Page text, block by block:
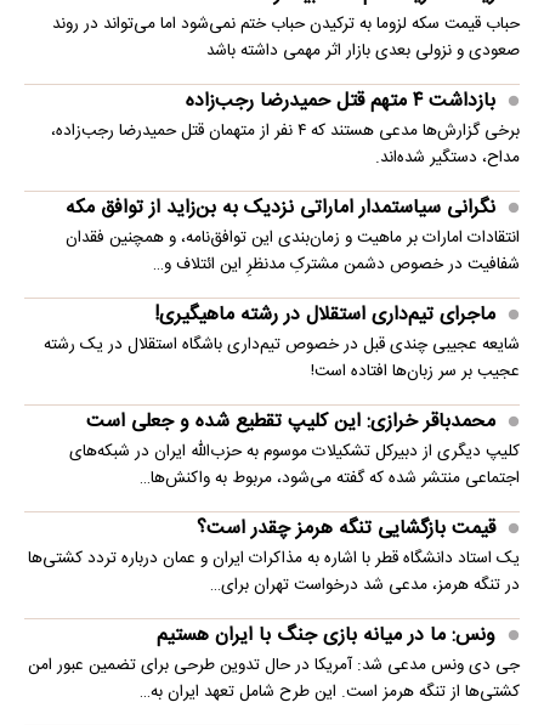
حباب قیمت سکه لزوما به ترکیدن حباب ختم نمی‌شود اما می‌تواند در روند
صعودی و نزولی بعدی بازار اثر مهمی داشته باشد
بازداشت ۴ متهم قتل حمیدرضا رجب‌زاده
برخی گزارش‌ها مدعی هستند که ۴ نفر از متهمان قتل حمیدرضا رجب‌زاده،
مداح، دستگیر شده‌اند.
نگرانی سیاستمدار اماراتی نزدیک به بن‌زاید از توافق مکه
انتقادات امارات بر ماهیت و زمان‌بندی این توافق‌نامه، و همچنین فقدان
شفافیت در خصوص دشمن مشترکِ مدنظرِ این ائتلاف و…
ماجرای تیم‌داری استقلال در رشته ماهیگیری!
شایعه عجیبی چندی قبل در خصوص تیم‌داری باشگاه استقلال در یک رشته
عجیب بر سر زبان‌ها افتاده است!
محمدباقر خرازی: این کلیپ تقطیع شده و جعلی است
کلیپ دیگری از دبیرکل تشکیلات موسوم به حزب‌الله ایران در شبکه‌های
اجتماعی منتشر شده که گفته می‌شود، مربوط به واکنش‌ها…
قیمت بازگشایی تنگه هرمز چقدر است؟
یک استاد دانشگاه قطر با اشاره به مذاکرات ایران و عمان درباره تردد کشتی‌ها
در تنگه هرمز، مدعی شد درخواست تهران برای…
ونس: ما در میانه بازی جنگ با ایران هستیم
جی دی ونس مدعی شد: آمریکا در حال تدوین طرحی برای تضمین عبور امن
کشتی‌ها از تنگه هرمز است. این طرح شامل تعهد ایران به…